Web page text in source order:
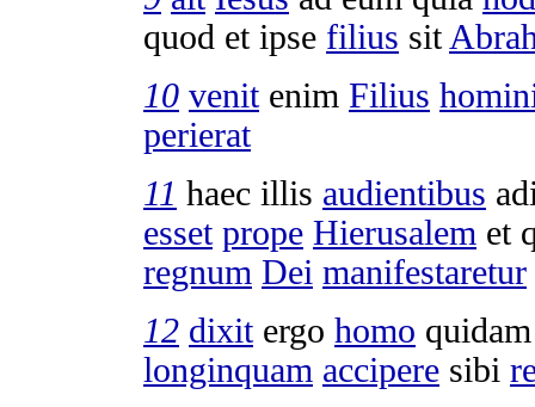
quod et ipse filius sit
10 venitenim Filius
perierat
11 haec illis audientibus
esset prope Hierusalem et
regnum Dei manifestaretur
12 dixitergo homo
longinquam accipere sibi